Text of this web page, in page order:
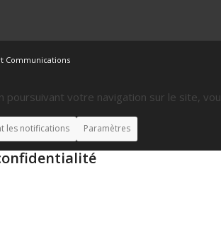
Communications
poursuivant votre navigation sur le site,
les notifications Paramètres